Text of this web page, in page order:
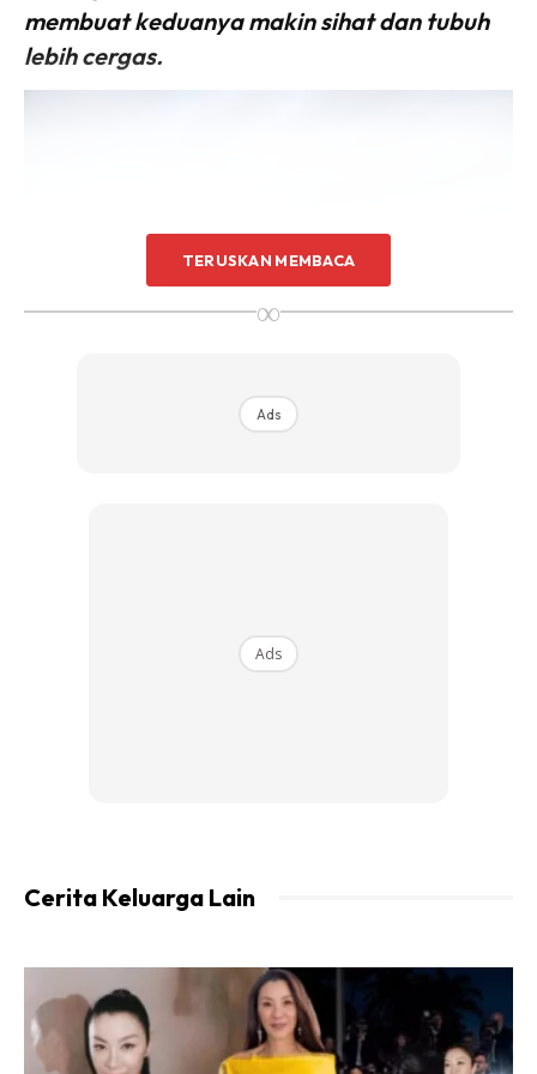
membuat keduanya makin sihat dan tubuh
lebih cergas.
Selain itu saat mencapai klimaks, tubuh akan melepaskan
sekali gus membuat kulit wanita lebih tegang dan kencang.
TERUSKAN MEMBACA
∞
Ads
Ads
Cerita Keluarga Lain